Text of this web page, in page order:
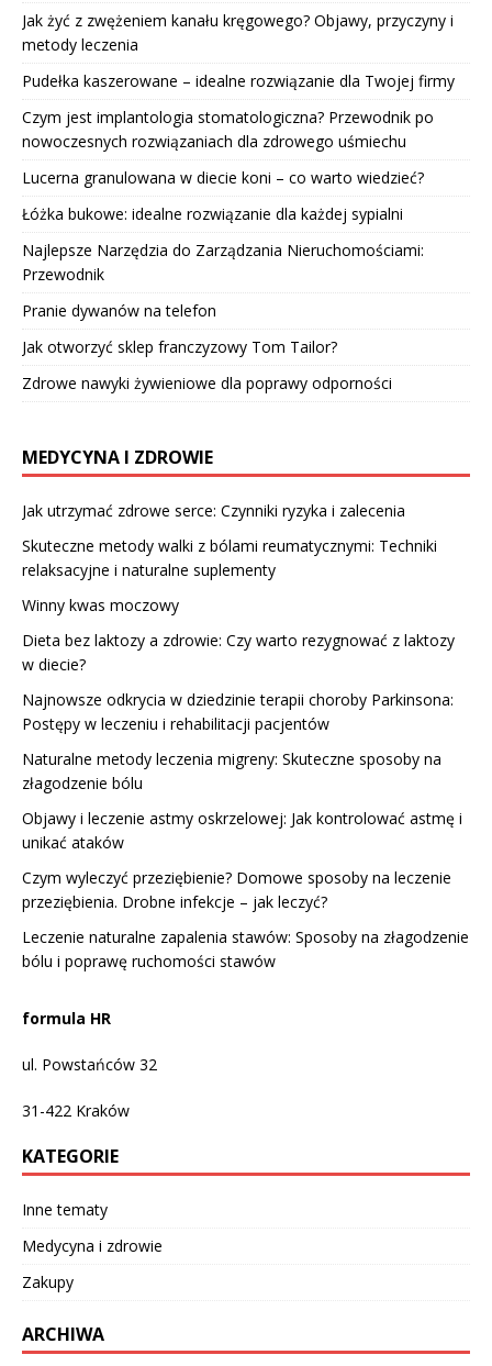
Jak żyć z zwężeniem kanału kręgowego? Objawy, przyczyny i
metody leczenia
Pudełka kaszerowane – idealne rozwiązanie dla Twojej firmy
Czym jest implantologia stomatologiczna? Przewodnik po
nowoczesnych rozwiązaniach dla zdrowego uśmiechu
Lucerna granulowana w diecie koni – co warto wiedzieć?
Łóżka bukowe: idealne rozwiązanie dla każdej sypialni
Najlepsze Narzędzia do Zarządzania Nieruchomościami:
Przewodnik
Pranie dywanów na telefon
Jak otworzyć sklep franczyzowy Tom Tailor?
Zdrowe nawyki żywieniowe dla poprawy odporności
MEDYCYNA I ZDROWIE
Jak utrzymać zdrowe serce: Czynniki ryzyka i zalecenia
Skuteczne metody walki z bólami reumatycznymi: Techniki
relaksacyjne i naturalne suplementy
Winny kwas moczowy
Dieta bez laktozy a zdrowie: Czy warto rezygnować z laktozy
w diecie?
Najnowsze odkrycia w dziedzinie terapii choroby Parkinsona:
Postępy w leczeniu i rehabilitacji pacjentów
Naturalne metody leczenia migreny: Skuteczne sposoby na
złagodzenie bólu
Objawy i leczenie astmy oskrzelowej: Jak kontrolować astmę i
unikać ataków
Czym wyleczyć przeziębienie? Domowe sposoby na leczenie
przeziębienia. Drobne infekcje – jak leczyć?
Leczenie naturalne zapalenia stawów: Sposoby na złagodzenie
bólu i poprawę ruchomości stawów
formula HR
ul. Powstańców 32
31-422 Kraków
KATEGORIE
Inne tematy
Medycyna i zdrowie
Zakupy
ARCHIWA